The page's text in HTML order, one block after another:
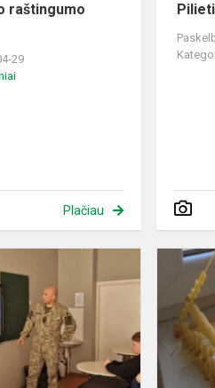
raštingumo
29
Plačiau
pamoka